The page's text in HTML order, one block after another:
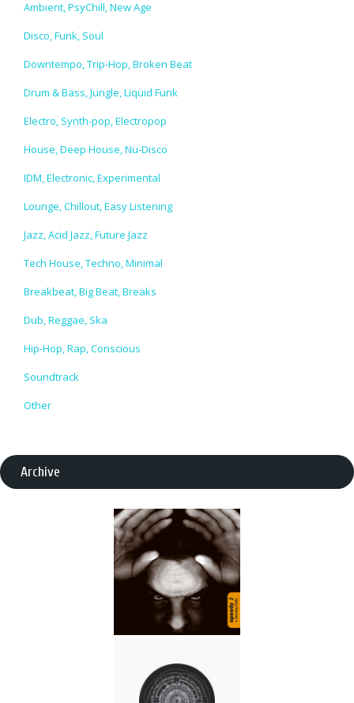
Ambient, PsyChill, New Age
Disco, Funk, Soul
Downtempo, Trip-Hop, Broken Beat
Drum & Bass, Jungle, Liquid Funk
Electro, Synth-pop, Electropop
House, Deep House, Nu-Disco
IDM, Electronic, Experimental
Lounge, Chillout, Easy Listening
Jazz, Acid Jazz, Future Jazz
Tech House, Techno, Minimal
Breakbeat, Big Beat, Breaks
Dub, Reggae, Ska
Hip-Hop, Rap, Conscious
Soundtrack
Other
Archive